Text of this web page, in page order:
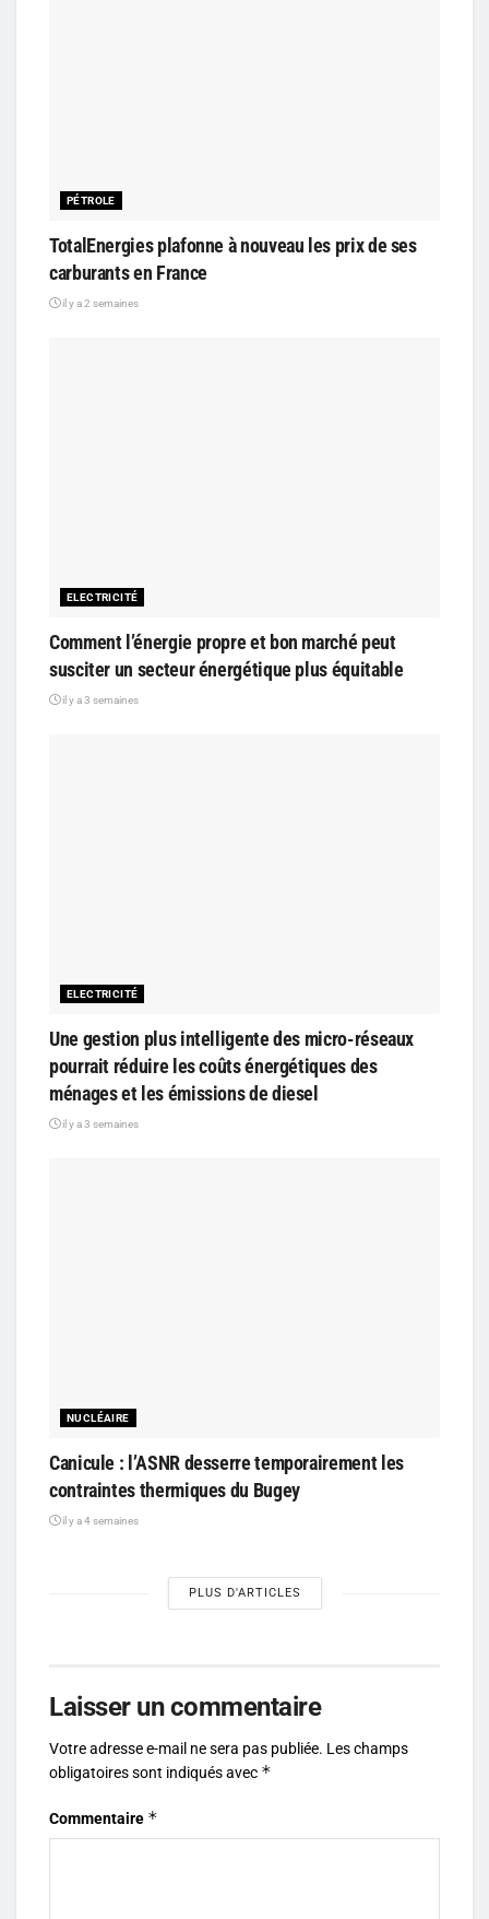
PÉTROLE
TotalEnergies plafonne à nouveau les prix de ses
carburants en France
il y a 2 semaines
ELECTRICITÉ
Comment l’énergie propre et bon marché peut
susciter un secteur énergétique plus équitable
il y a 3 semaines
ELECTRICITÉ
Une gestion plus intelligente des micro-réseaux
pourrait réduire les coûts énergétiques des
ménages et les émissions de diesel
il y a 3 semaines
NUCLÉAIRE
Canicule : l’ASNR desserre temporairement les
contraintes thermiques du Bugey
il y a 4 semaines
PLUS D'ARTICLES
Laisser un commentaire
Votre adresse e-mail ne sera pas publiée. Les champs
obligatoires sont indiqués avec *
Commentaire *